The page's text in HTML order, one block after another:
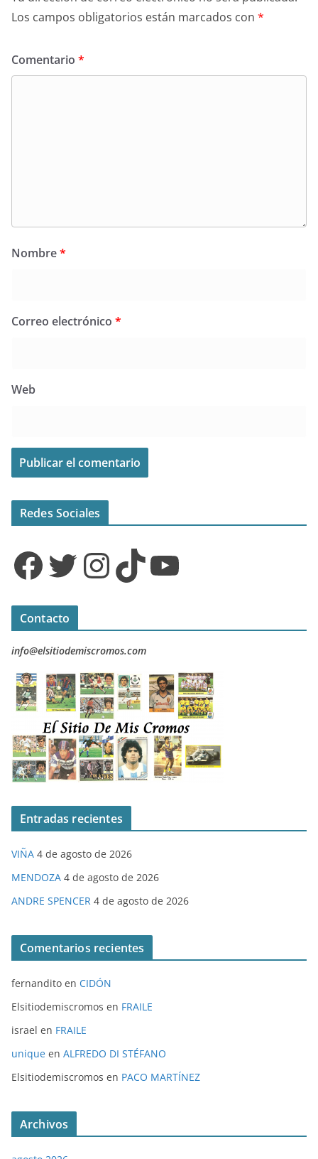
Los campos obligatorios están marcados con *
Comentario *
Nombre*
Correo electrónico *
Web
Redes Sociales
Facebook Twitter InstagramTikTok YouTube
Contacto
info@elsitiodemiscromos.com
Entradas recientes
VIÑA 4 de agosto de 2026
MENDOZA 4 de agosto de 2026
ANDRE SPENCER 4 de agosto de 2026
Comentarios recientes
fernandito en CIDÓN
Elsitiodemiscromos en FRAILE
israel en FRAILE
unique en ALFREDO DI STÉFANO
Elsitiodemiscromos en PACO MARTÍNEZ
Archivos